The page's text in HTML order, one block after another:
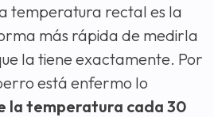
temperatura rectal es la
más rápida de medirla
la tiene exactamente. Por
está enfermo lo
la temperatura cada 30